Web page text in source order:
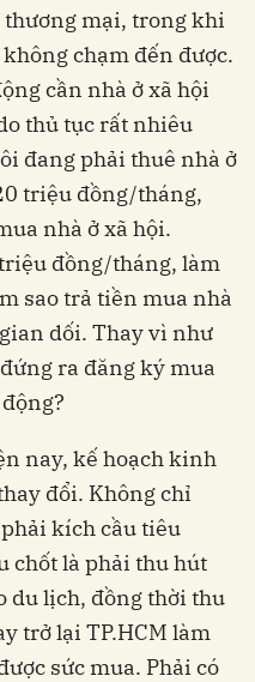
mại, trong khi
chạm đến được.
cần nhà ở xã hội
thủ tục rất nhiêu
đang phải thuê nhà ở
triệu đồng/tháng,
nhà ở xã hội.
đồng/tháng, làm
sao trả tiền mua nhà
dối. Thay vì như
ra đăng ký mua
nay, kế hoạch kinh
đổi. Không chỉ
kích cầu tiêu
chốt là phải thu hút
du lịch, đồng thời thu
trở lại TP.HCM làm
sức mua. Phải có